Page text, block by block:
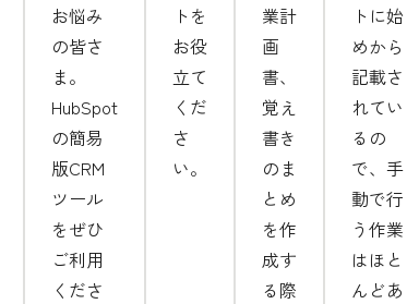
お悩み
の皆さ
ま。
HubSpot
の簡易
版CRM
ツール
をぜひ
ご利用
くださ
トを
お役
立て
くだ
さ
い。
業計
画
書、
覚え
書き
のま
とめ
を作
成す
る際
トに始
めから
記載さ
れてい
るの
で、手
動で行
う作業
はほと
んどあ